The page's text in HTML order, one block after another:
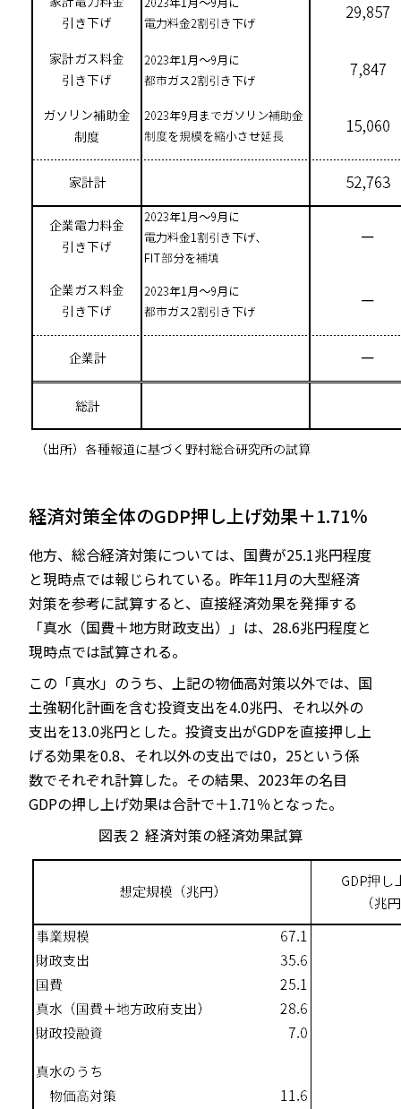
経済対策全体のGDP押し上げ効果＋1.71％
他方、総合経済対策については、国費が25.1兆円程度
と現時点では報じられている。昨年11月の大型経済
対策を参考に試算すると、直接経済効果を発揮する
「真水（国費＋地方財政支出）」は、28.6兆円程度と
現時点では試算される。
この「真水」のうち、上記の物価高対策以外では、国
土強靭化計画を含む投資支出を4.0兆円、それ以外の
支出を13.0兆円とした。投資支出がGDPを直接押し上
げる効果を0.8、それ以外の支出では0，25という係
数でそれぞれ計算した。その結果、2023年の名目
GDPの押し上げ効果は合計で＋1.71％となった。
図表２ 経済対策の経済効果試算